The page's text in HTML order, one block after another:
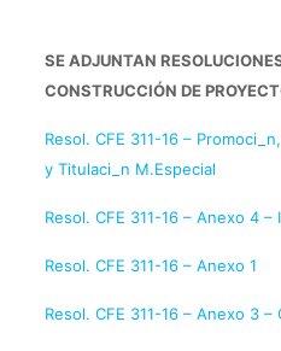
SE ADJUNTAN
CONSTRUCCIÓN DE
Resol. CFE 311-16 –
y Titulaci_n M.Especial
Resol. CFE 311-16 – Anexo 4 –
Resol. CFE 311-16 – Anexo 1
Resol. CFE 311-16 – Anexo 3